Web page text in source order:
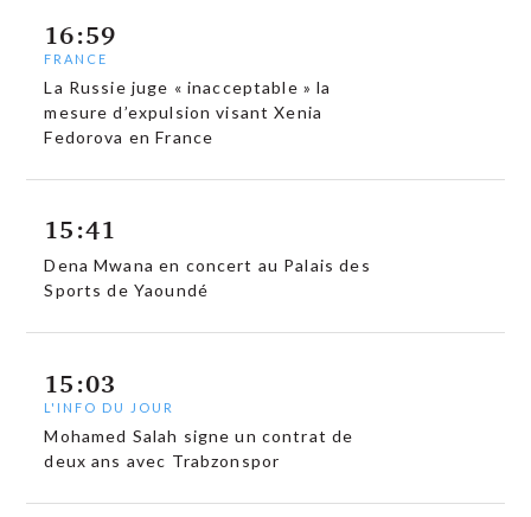
16:59
FRANCE
La Russie juge « inacceptable » la
mesure d’expulsion visant Xenia
Fedorova en France
15:41
Dena Mwana en concert au Palais des
Sports de Yaoundé
15:03
L'INFO DU JOUR
Mohamed Salah signe un contrat de
deux ans avec Trabzonspor